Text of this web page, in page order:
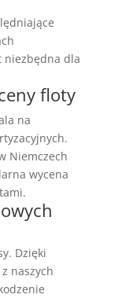
niezbędna dla
floty
na
Niemczech
wycena
Dzięki
naszych